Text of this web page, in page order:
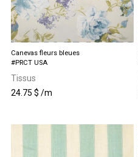
Canevas fleurs bleues
24.75 $ /m
#PRCT USA
Tissus